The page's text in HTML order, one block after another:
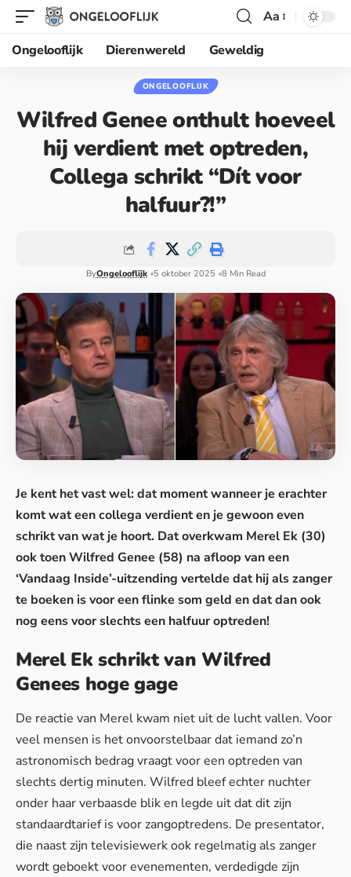
Aa
Ongelooflijk
Dierenwereld Geweldig
ONGELOOFLIJK
Wilfred Genee onthult hoeveel
hij verdient met optreden,
Collega schrikt “Dít voor
halfuur?!”
ByOngelooflijk 5 oktober 2025 8 Min Read
Je kent het vast wel: dat moment wanneer je erachter
komt wat een collega verdient en je gewoon even
schrikt van wat je hoort. Dat overkwam Merel Ek (30)
ook toen Wilfred Genee (58) na afloop van een
‘Vandaag Inside’-uitzending vertelde dat hij als zanger
te boeken is voor een flinke som geld en dat dan ook
nog eens voor slechts een halfuur optreden!
Merel Ek schrikt van Wilfred
Genees hoge gage
De reactie van Merel kwam niet uit de lucht vallen. Voor
veel mensen is het onvoorstelbaar dat iemand zo’n
astronomisch bedrag vraagt voor een optreden van
slechts dertig minuten. Wilfred bleef echter nuchter
onder haar verbaasde blik en legde uit dat dit zijn
standaardtarief is voor zangoptredens. De presentator,
die naast zijn televisiewerk ook regelmatig als zanger
wordt geboekt voor evenementen, verdedigde zijn